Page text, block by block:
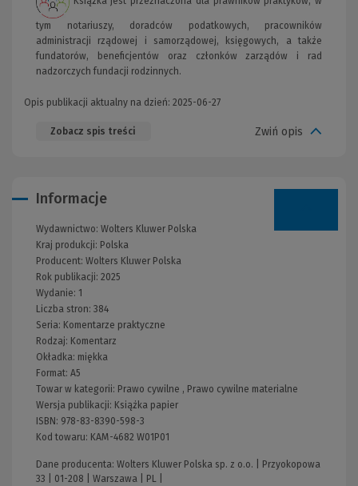
tym notariuszy, doradców podatkowych, pracowników
administracji rządowej i samorządowej, księgowych, a także
fundatorów, beneficjentów oraz członków zarządów i rad
nadzorczych fundacji rodzinnych.
Opis publikacji aktualny na dzień: 2025-06-27
Zobacz spis treści Zwiń opis
Informacje
Wydawnictwo: Wolters Kluwer Polska
Kraj produkcji: Polska
Producent: Wolters Kluwer Polska
Rok publikacji: 2025
Wydanie: 1
Liczba stron: 384
Seria: Komentarze praktyczne
Rodzaj: Komentarz
Okładka: miękka
Format: A5
Towar w kategorii: Prawo cywilne , Prawo cywilne materialne
Wersja publikacji: Książka papier
ISBN: 978-83-8390-598-3
Kod towaru: KAM-4682 W01P01
Dane producenta: Wolters Kluwer Polska sp. z o.o. | Przyokopowa
33 | 01-208 | Warszawa | PL |